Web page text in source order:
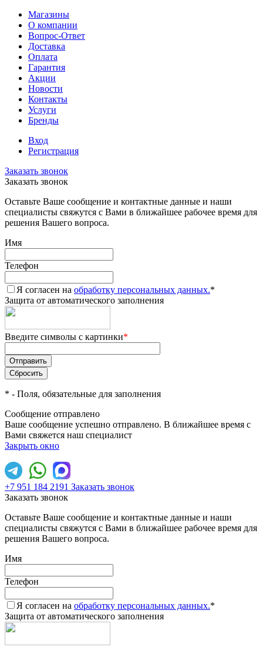
Магазины
О компании
Вопрос-Ответ
Доставка
Оплата
Гарантия
Акции
Новости
Контакты
Услуги
Бренды
Вход
Регистрация
Заказать звонок
Заказать звонок
Оставьте Ваше сообщение и контактные данные и наши
специалисты свяжутся с Вами в ближайшее рабочее время для
решения Вашего вопроса.
Имя
Телефон
Я согласен на обработку персональных данных.*
Защита от автоматического заполнения
Введите символы с картинки*
* - Поля, обязательные для заполнения
Сообщение отправлено
Ваше сообщение успешно отправлено. В ближайшее время с
Вами свяжется наш специалист
Закрыть окно
+7 951 184 2191 Заказать звонок
Заказать звонок
Оставьте Ваше сообщение и контактные данные и наши
специалисты свяжутся с Вами в ближайшее рабочее время для
решения Вашего вопроса.
Имя
Телефон
Я согласен на обработку персональных данных.*
Защита от автоматического заполнения